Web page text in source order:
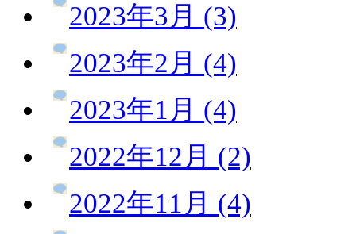
2023年3月 (3)
2023年2月 (4)
2023年1月 (4)
2022年12月 (2)
2022年11月 (4)